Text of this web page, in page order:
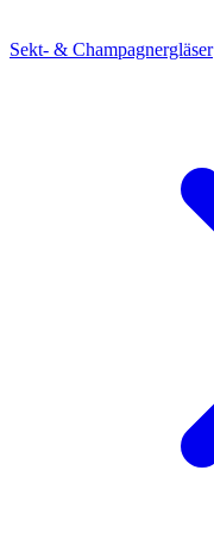
Sekt- & Champagnergläser